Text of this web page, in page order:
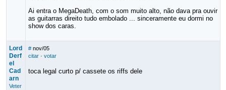
Ai entra o MegaDeath, com o som muito alto, não dava pra ouvir
as guitarras direito tudo embolado ... sinceramente eu dormi no
show dos caras.
Lord
Derf
el
Cad
arn
Veter
# nov/05
citar· votar
toca legal curto p/ cassete os riffs dele